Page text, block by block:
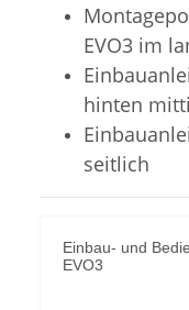
EVO3 im
hinten
seitlich
Einbau- und
EVO3